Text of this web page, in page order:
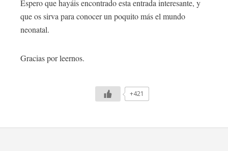
Espero que hayáis encontrado esta entrada interesante, y
que os sirva para conocer un poquito más el mundo
neonatal.
Gracias por leernos.
+421